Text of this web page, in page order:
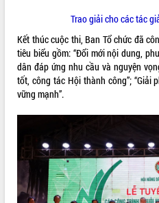
Khơi thông điểm nghẽn, đẩy nhanh
giải ngân vốn khắc phục thiên tai
HĐND tỉnh thông qua điều chỉnh Quy
hoạch tỉnh thời kỳ 2021-2030
Hội thảo góp ý hồ sơ điều chỉnh quy
Nâng cao hiệu quả hoạt động của các
doanh nghiệp nhà nước
Hội nghị triển khai kết nối mạng
truyền số liệu chuyên dùng phục vụ cơ
quan Đảng, Nhà nước
Trao giải cho các tác
Kết thúc cuộc thi, Ban Tổ chức đã
tiêu biểu gồm: “Đổi mới nội dung,
dân đáp ứng nhu cầu và nguyện
tốt, công tác Hội thành công”; “Giải
vững mạnh”.